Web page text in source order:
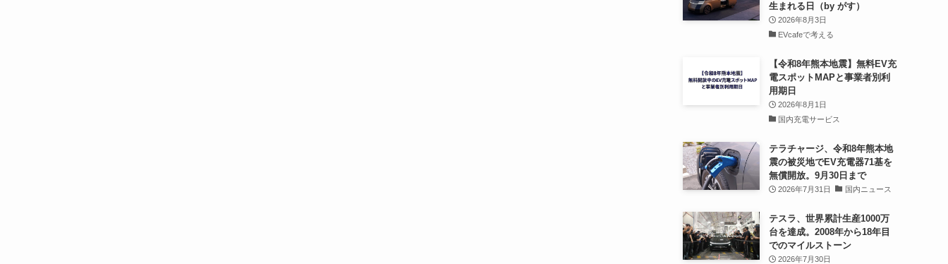
生まれる日（by がす）
2026年8月3日
EVcafeで考える
【令和8年熊本地震】無料EV充
電スポットMAPと事業者別利
用期日
2026年8月1日
国内充電サービス
テラチャージ、令和8年熊本地
震の被災地でEV充電器71基を
無償開放。9月30日まで
2026年7月31日 国内ニュース
テスラ、世界累計生産1000万
台を達成。2008年から18年目
でのマイルストーン
2026年7月30日